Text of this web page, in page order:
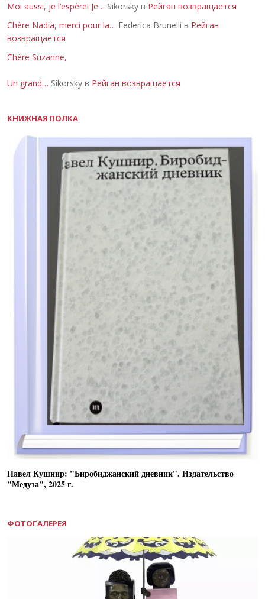
Moi aussi, je l’espère! Je… Sikorsky в Рейган возвращается
Chère Nadia, merci pour la… Federica Brunelli в Рейган
возвращается
Chère Suzanne,
Un grand… Sikorsky в Рейган возвращается
КНИЖНАЯ ПОЛКА
Павел Кушнир: "Биробиджанский дневник". Издательство
"Медуза", 2025 г.
ФОТОГАЛЕРЕЯ